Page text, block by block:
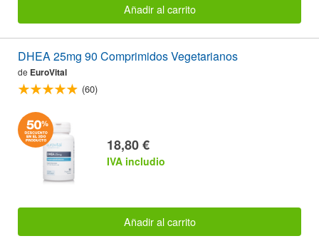
Añadir al carrito
DHEA 25mg 90 Comprimidos Vegetarianos
de EuroVital
(60)
18,80 €
IVA includio
Añadir al carrito